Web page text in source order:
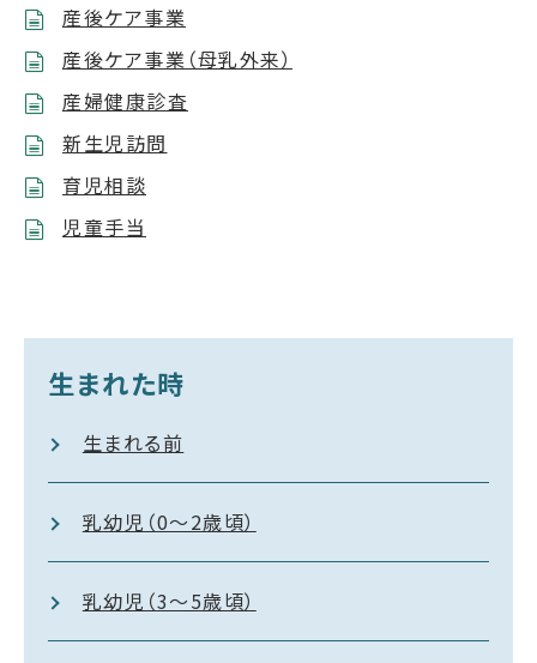
産後ケア事業
産後ケア事業（母乳外来）
産婦健康診査
新生児訪問
育児相談
児童手当
生まれた時
生まれる前
乳幼児（0～2歳頃）
乳幼児（3～5歳頃）